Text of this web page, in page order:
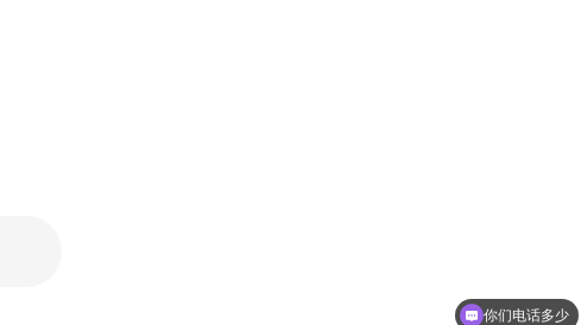
需要产品报价